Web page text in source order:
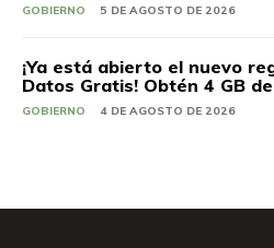
GOBIERNO 5 DE AGOSTO DE 2026
¡Ya está abierto el nuevo
Datos Gratis! Obtén 4 GB
GOBIERNO 4 DE AGOSTO DE 2026